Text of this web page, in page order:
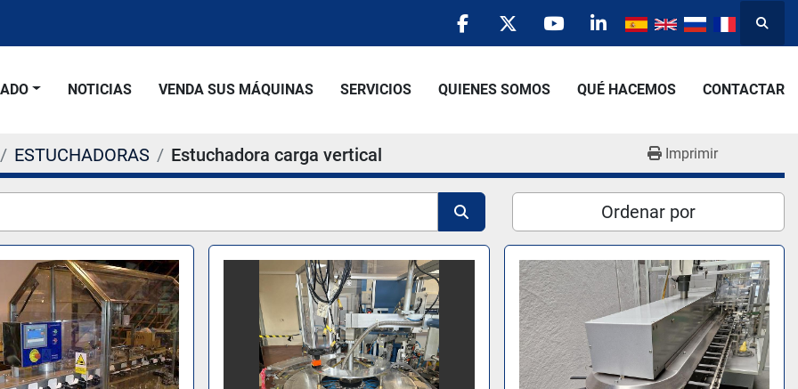
facebooktwitteryoutubelinkedin
NOTICIAS VENDA SUS MÁQUINAS SERVICIOS QUIENES SOMOS QUÉ HACEMOS CONTACTAR
ESTUCHADORAS Estuchadora carga vertical Imprimir
Ordenar por